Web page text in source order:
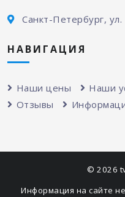
Санкт-Петербург, ул.
НАВИГАЦИЯ
Наши цены Наши
Отзывы
© 2026
Информация на сайте